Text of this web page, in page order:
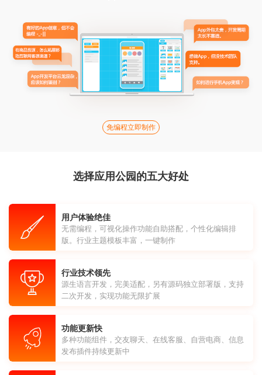
免编程立即制作
选择应用公园的五大好处
用户体验绝佳
无需编程，可视化操作功能自助搭配，个性化编辑排
版。行业主题模板丰富，一键制作
行业技术领先
源生语言开发，完美适配，另有源码独立部署版，支持
二次开发，实现功能无限扩展
功能更新快
多种功能组件，交友聊天、在线客服、自营电商、信息
发布插件持续更新中